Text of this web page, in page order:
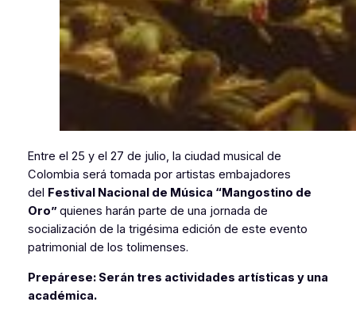
Entre el 25 y el 27 de julio, la ciudad musical de
Colombia será tomada por artistas embajadores
del Festival Nacional de Música “Mangostino de
Oro” quienes harán parte de una jornada de
socialización de la trigésima edición de este evento
patrimonial de los tolimenses.
Prepárese: Serán tres actividades artísticas y una
académica.